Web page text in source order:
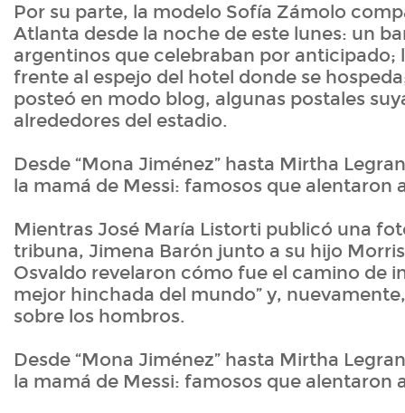
Por su parte, la modelo Sofía Zámolo
Atlanta desde la noche de este lunes: un
argentinos que celebraban por anticipado;
frente al espejo del hotel donde se
posteó en modo blog, algunas postales
alrededores del estadio.
Desde “Mona Jiménez” hasta Mirtha
la mamá de Messi: famosos que alentaron
Mientras José María Listorti publicó una
tribuna, Jimena Barón junto a su hijo
Osvaldo revelaron cómo fue el camino de
mejor hinchada del mundo” y,
sobre los hombros.
Desde “Mona Jiménez” hasta Mirtha
la mamá de Messi: famosos que alentaron